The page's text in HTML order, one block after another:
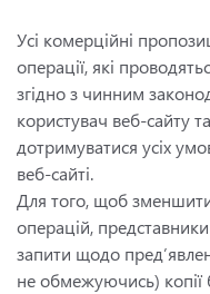
Усі комерційні
операції, які
згідно з чинним
користувач веб-сайту
дотримуватися усіх
веб-сайті.
Для того, щоб
операцій,
запити щодо
не обмежуючись) копії